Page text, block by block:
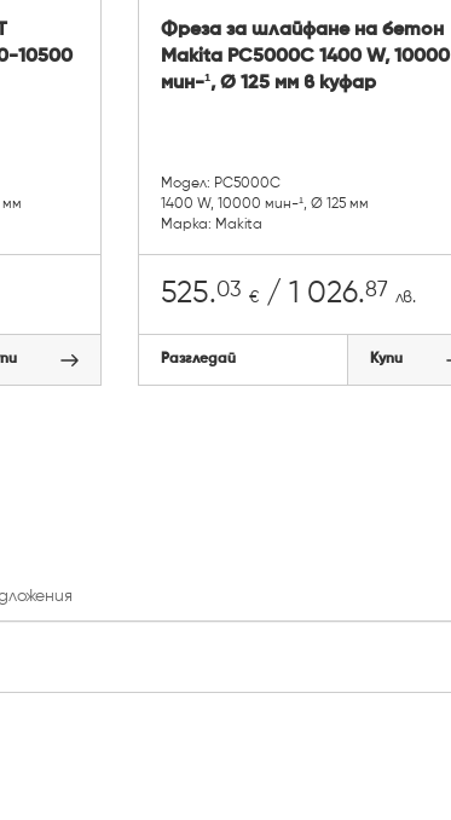
10500
мм
Фреза за шлайфане на бетон
Makita PC5000C 1400 W, 10000
мин-¹, Ø 125 мм в куфар
Модел: PC5000C
1400 W, 10000 мин-¹, Ø 125 мм
Марка: Makita
525.03 €/ 1 026.87 лв.
Разгледай Купи